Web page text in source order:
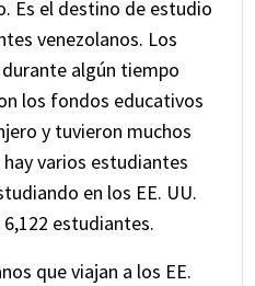
documentos del
por correo electrónico
la cobertura y
relevantes
Es el destino de estudio
venezolanos. Los
algún tiempo
los fondos educativos
y tuvieron muchos
varios estudiantes
en los EE. UU.
estudiantes.
que viajan a los EE.